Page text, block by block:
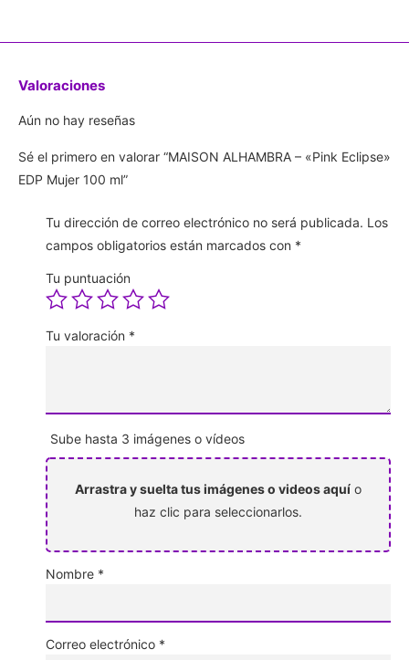
Valoraciones
Aún no hay reseñas
Sé el primero en valorar “MAISON ALHAMBRA – «Pink Eclipse»
EDP Mujer 100 ml”
Tu dirección de correo electrónico no será publicada. Los
campos obligatorios están marcados con *
Tu puntuación
Tu valoración *
Sube hasta 3 imágenes o vídeos
Arrastra y suelta tus imágenes o videos aquí o
haz clic para seleccionarlos.
Nombre *
Correo electrónico *